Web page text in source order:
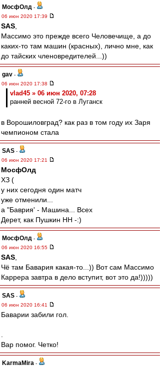
МосфОлд -
06 июн 2020 17:39
SAS
Массимо это прежде всего Человечище, а до
каких-то там машин (красных), лично мне, как
до тайских членовредителей...))
gav -
06 июн 2020 17:38
vlad45 » 06 июн 2020, 07:28
ранней весной 72-го в Луганск
в Ворошиловград? как раз в том году их Заря
чемпионом стала
SAS -
06 июн 2020 17:21
МосфОлд
ХЗ (
у них сегодня один матч
уже отменили...
а "Баврия' - Машина... Всех
Дерет, как Пушкин НН -:)
МосфОлд -
06 июн 2020 16:55
SAS
Чё там Бавария какая-то...)) Вот сам Массимо
Каррера завтра в дело вступит, вот это да!)))))
SAS -
06 июн 2020 16:41
Баварии забили гол.
Вар помог. Четко!
KarmaMira -